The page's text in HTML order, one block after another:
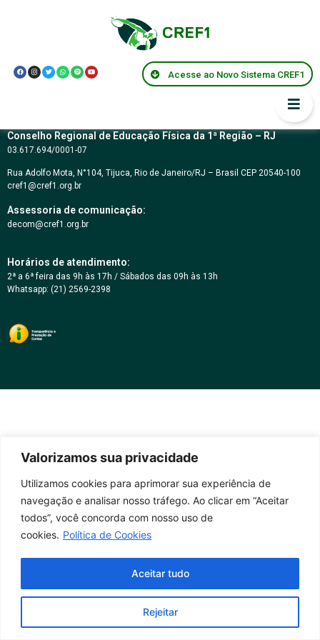
Valorizamos sua privacidade
Utilizamos cookies para aprimorar sua experiência de
navegação e analisar nosso tráfego. Ao clicar em “Aceitar
todos”, você concorda com nosso uso de
cookies. Política de Cookies
Rejeitar
Aceitar tudo
Acesse ao Novo Sistema CREF1
CARTA CONVITE Nº
02/2017
Conselho Regional de Educação Física da 1ª Região – RJ
03.617.694/0001-07
Rua Adolfo Mota, N°104, Tijuca, Rio de Janeiro/RJ – Brasil CEP 20540-100
cref1@cref1.org.br
Assessoria de comunicação:
decom@cref1.org.br
Horários de atendimento:
2ª a 6ª feira das 9h às 17h / Sábados das 09h às 13h
Whatsapp: (21) 2569-2398